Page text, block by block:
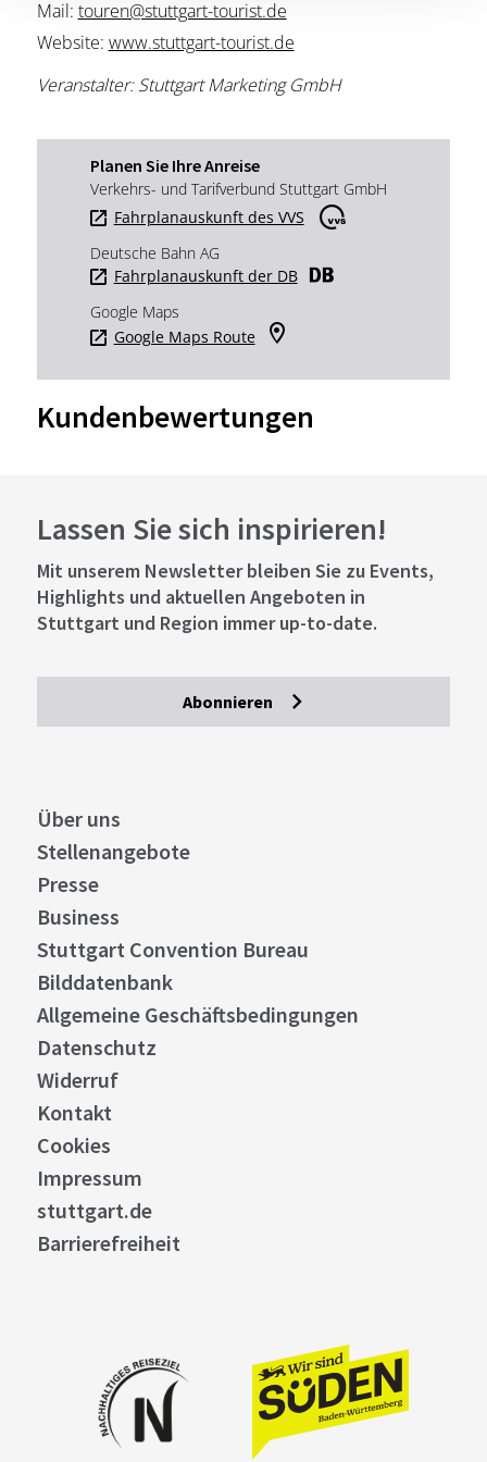
Mail: touren@stuttgart-tourist.de
Website: www.stuttgart-tourist.de
Veranstalter: Stuttgart Marketing GmbH
Planen Sie Ihre Anreise
Verkehrs- und Tarifverbund Stuttgart GmbH
Fahrplanauskunft des VVS
Deutsche Bahn AG
Fahrplanauskunft der DB
Google Maps
Google Maps Route
Kundenbewertungen
Lassen Sie sich inspirieren!
Mit unserem Newsletter bleiben Sie zu Events,
Highlights und aktuellen Angeboten in
Stuttgart und Region immer up-to-date.
Abonnieren
Über uns
Stellenangebote
Presse
Business
Stuttgart Convention Bureau
Bilddatenbank
Allgemeine Geschäftsbedingungen
Datenschutz
Widerruf
Kontakt
Cookies
Impressum
stuttgart.de
Barrierefreiheit